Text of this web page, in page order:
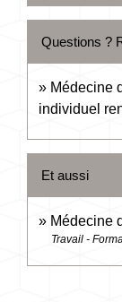
Questions ?
Médecine
individuel
Et aussi
Médecine
Travail -